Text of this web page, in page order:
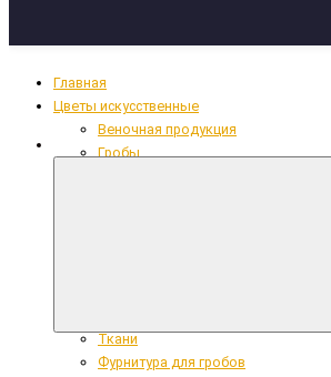
Главная
Цветы искусственные
Веночная продукция
Гробы
Ткани
Фурнитура для гробов